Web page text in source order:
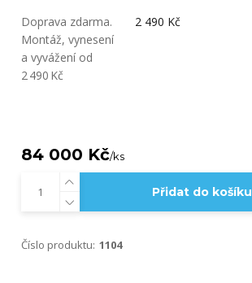
Doprava zdarma.
Montáž, vynesení
a vyvážení od
2 490 Kč
2 490 Kč
84 000 Kč/ks
Přidat do košíku
Číslo produktu: 1104